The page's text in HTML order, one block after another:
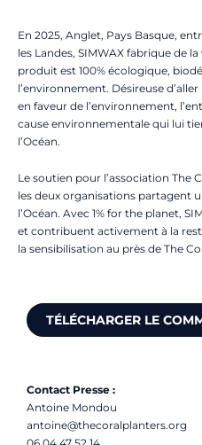
En 2025, Anglet, Pays Basque,
les Landes, SIMWAX fabrique de
produit est 100% écologique,
l’environnement. Désireuse
en faveur de l’environnement,
cause environnementale qui lui
l’Océan.
Le soutien pour l’association The
les deux organisations partagent
l’Océan. Avec 1% for the planet,
et contribuent activement à la
la sensibilisation au près de The
TÉLÉCHARGER LE
Contact Presse :
Antoine Mondou
antoine@thecoralplanters.org